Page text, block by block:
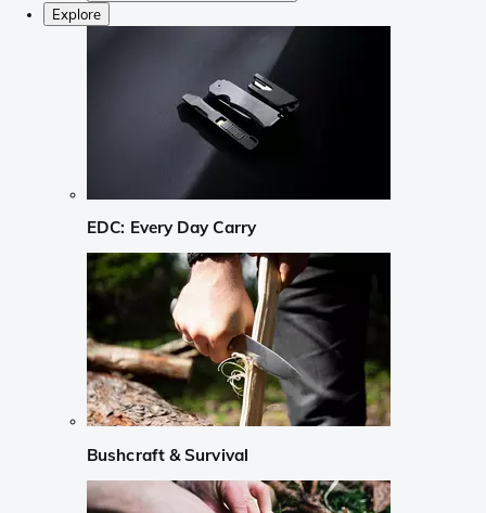
Explore
EDC: Every Day Carry
Bushcraft & Survival